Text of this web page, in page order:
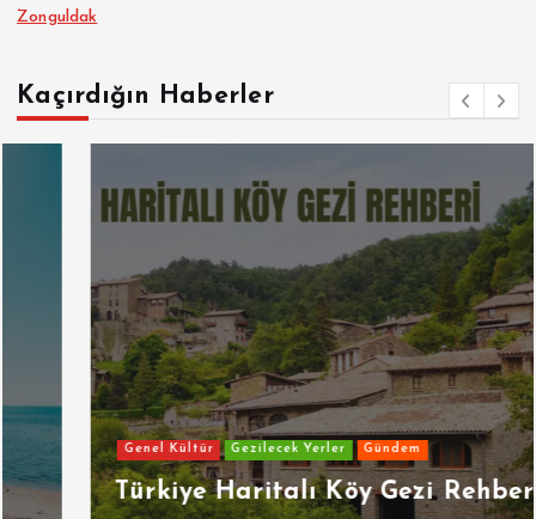
Zonguldak
Kaçırdığın Haberler
Genel Kültür Gezilecek Yerler Gündem
Türkiye Haritalı Köy Gezi Rehberi